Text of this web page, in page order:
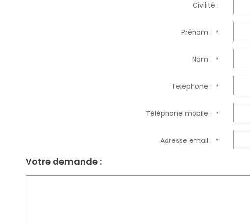
Civilité :
Prénom : *
Nom : *
Téléphone : *
Téléphone mobile : *
Adresse email : *
Votre demande :